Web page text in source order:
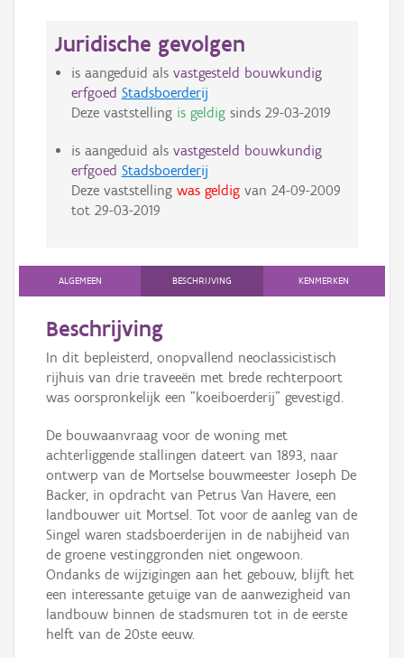
Juridische gevolgen
is aangeduid als vastgesteld bouwkundig
erfgoed Stadsboerderij
Deze vaststelling is geldigsinds 29-03-2019
is aangeduid als vastgesteld bouwkundig
erfgoed Stadsboerderij
Deze vaststelling was geldigvan 24-09-2009
tot 29-03-2019
ALGEMEEN BESCHRIJVING KENMERKEN
Beschrijving
In dit bepleisterd, onopvallend neoclassicistisch
rijhuis van drie traveeën met brede rechterpoort
was oorspronkelijk een "koeiboerderij" gevestigd.
De bouwaanvraag voor de woning met
achterliggende stallingen dateert van 1893, naar
ontwerp van de Mortselse bouwmeester Joseph De
Backer, in opdracht van Petrus Van Havere, een
landbouwer uit Mortsel. Tot voor de aanleg van de
Singel waren stadsboerderijen in de nabijheid van
de groene vestinggronden niet ongewoon.
Ondanks de wijzigingen aan het gebouw, blijft het
een interessante getuige van de aanwezigheid van
landbouw binnen de stadsmuren tot in de eerste
helft van de 20ste eeuw.